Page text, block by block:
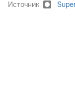
Источник